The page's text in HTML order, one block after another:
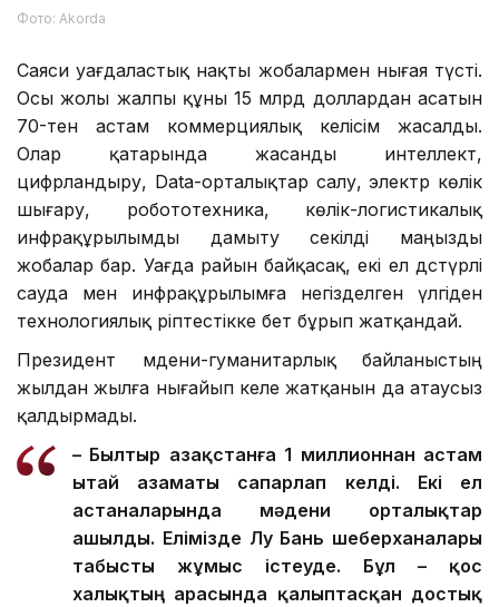
Фото: Аkorda
Саяси уағдаластық нақты жобалармен нығая түсті.
Осы жолы жалпы құны 15 млрд доллардан асатын
70-тен астам коммерциялық келісім жасалды.
Олар қатарында жасанды интеллект,
цифрландыру, Data-орталықтар салу, электр көлік
шығару, робототехника, көлік-логистикалық
инфрақұрылымды дамыту секілді маңызды
жобалар бар. Уағда райын байқасақ, екі ел дәстүрлі
сауда мен инфрақұрылымға негізделген үлгіден
технологиялық әріптестікке бет бұрып жатқандай.
Президент мәдени-гуманитарлық байланыстың
жылдан жылға нығайып келе жатқанын да атаусыз
қалдырмады.
– Былтыр Қазақстанға 1 миллионнан астам
Қытай азаматы сапарлап келді. Екі ел
астаналарында мәдени орталықтар
ашылды. Елімізде Лу Бань шеберханалары
табысты жұмыс істеуде. Бұл – қос
халықтың арасында қалыптасқан достық